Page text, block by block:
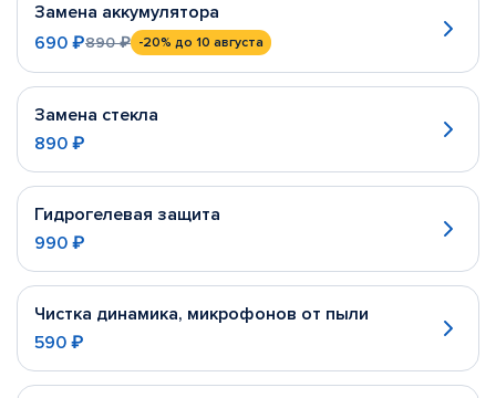
Замена аккумулятора
690 ₽890 ₽ -20% до 10 августа
Замена стекла
890 ₽
Гидрогелевая защита
990 ₽
Чистка динамика, микрофонов от пыли
590 ₽